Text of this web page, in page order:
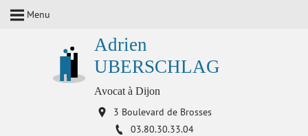
Menu
Adrien
UBERSCHLAG
Avocat à Dijon
3 Boulevard de Brosses
03.80.30.33.04